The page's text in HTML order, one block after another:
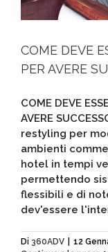
COME DEVE
PER AVERE
COME DEVE
AVERE
restyling per
ambienti
hotel in tempi
permettendo
flessibili e di
dev'essere
Di 360ADV 12